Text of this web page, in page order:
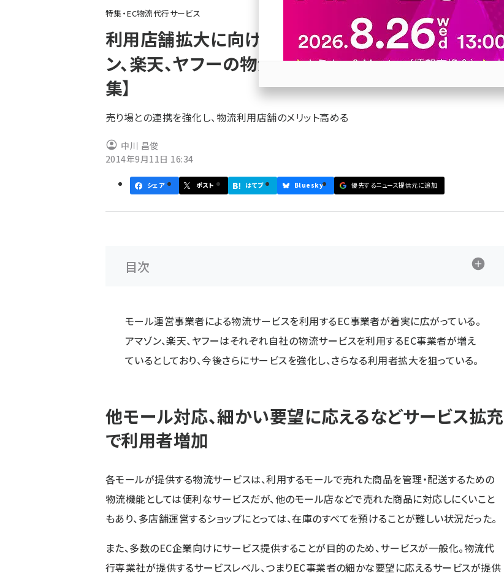
特集・EC物流代行サービス
利用店舗拡大に向けてサービス強化を進めるアマゾ
ン、楽天、ヤフーの物流サービス【物流代行サービス特
集】
売り場との連携を強化し、物流利用店舗のメリット高める
中川 昌俊
2014年9月11日 16:34
シェア ポスト はてブ Bluesky 優先するニュース提供元に追加
目次
モール運営事業者による物流サービスを利用するEC事業者が着実に広がっている。
アマゾン、楽天、ヤフーはそれぞれ自社の物流サービスを利用するEC事業者が増え
ているとしており、今後さらにサービスを強化し、さらなる利用者拡大を狙っている。
他モール対応、細かい要望に応えるなどサービス拡充
で利用者増加
各モールが提供する物流サービスは、利用するモールで売れた商品を管理・配送するための
物流機能としては便利なサービスだが、他のモール店などで売れた商品に対応しにくいこと
もあり、多店舗運営するショップにとっては、在庫のすべてを預けることが難しい状況だった。
また、多数のEC企業向けにサービス提供することが目的のため、サービスが一般化。物流代
行専業社が提供するサービスレベル、つまりEC事業者の細かな要望に応えるサービスが提供
参加登録はこちら↑